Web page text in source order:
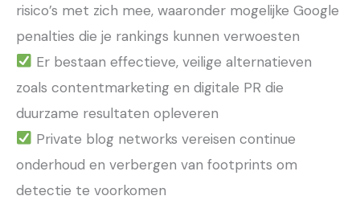
risico’s met zich mee, waaronder mogelijke Google
penalties die je rankings kunnen verwoesten
Er bestaan effectieve, veilige alternatieven
zoals contentmarketing en digitale PR die
duurzame resultaten opleveren
Private blog networks vereisen continue
onderhoud en verbergen van footprints om
detectie te voorkomen